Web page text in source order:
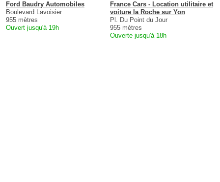
Ford Baudry Automobiles
Boulevard Lavoisier
955 mètres
Ouvert jusqu'à 19h
France Cars - Location utilitaire et
voiture la Roche sur Yon
Pl. Du Point du Jour
955 mètres
Ouverte jusqu'à 18h